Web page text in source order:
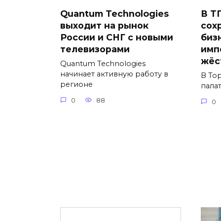
Quantum Technologies
выходит на рынок
России и СНГ с новыми
телевизорами
Quantum Technologies
начинает активную работу в
регионе
0 88
В
В
0